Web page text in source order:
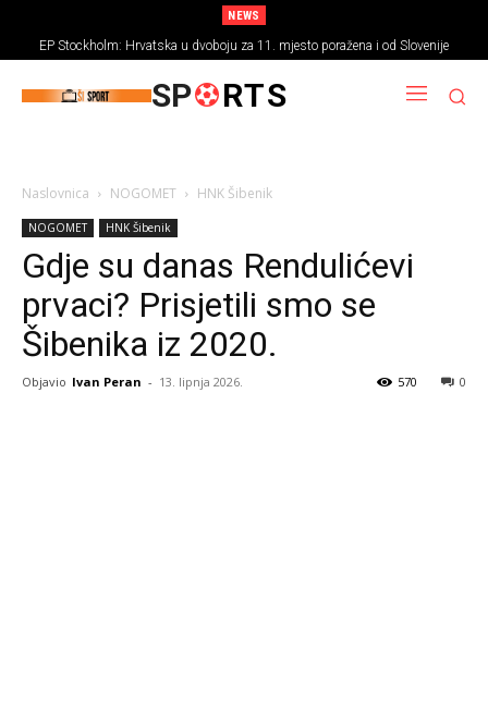
NEWS
EP Stockholm: Hrvatska u dvoboju za 11. mjesto poražena i od Slovenije
SP RTS
Naslovnica NOGOMET HNK Šibenik
NOGOMET HNK Šibenik
Gdje su danas Rendulićevi
prvaci? Prisjetili smo se
Šibenika iz 2020.
Objavio Ivan Peran - 13. lipnja 2026. 0
570